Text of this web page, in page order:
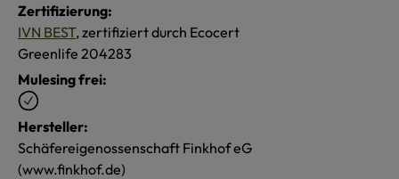
Zertifizierung:
IVN BEST, zertifiziert durch Ecocert
Greenlife 204283
Mulesing frei:
Hersteller:
Schäfereigenossenschaft Finkhof eG
(www.finkhof.de)